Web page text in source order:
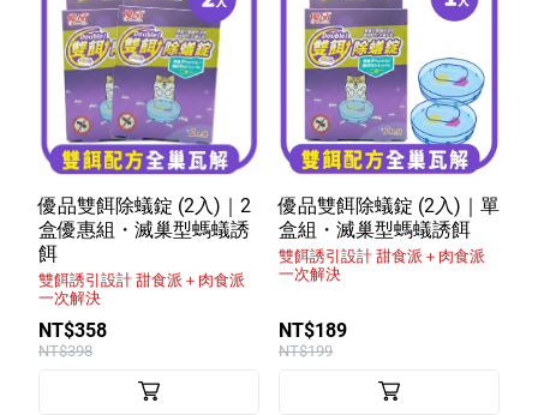
優品雙餌除蟻錠 (2入)｜2
盒優惠組・滅巢型螞蟻誘
餌
雙餌誘引設計 甜食派＋肉食派
一次解決
NT$358
NT$398
優品雙餌除蟻錠 (2入)｜單
盒組・滅巢型螞蟻誘餌
雙餌誘引設計 甜食派＋肉食派
一次解決
NT$189
NT$199